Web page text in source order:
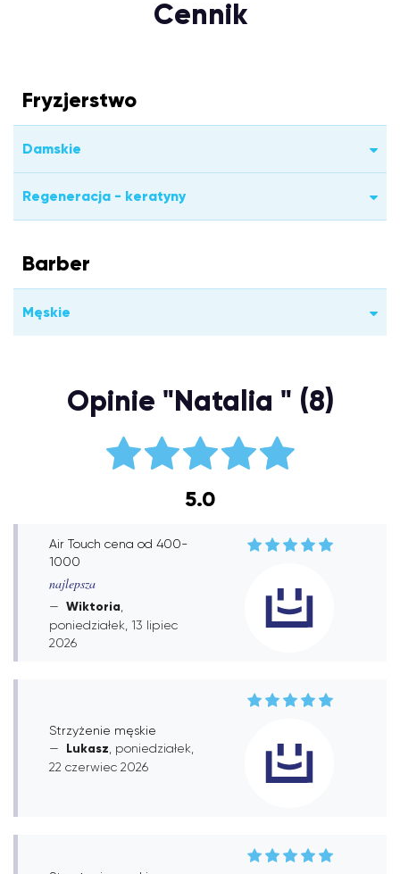
Cennik
Fryzjerstwo
Damskie
Regeneracja - keratyny
Barber
Męskie
Opinie "Natalia " (8)
5.0
Air Touch cena od 400-
1000
najlepsza
Wiktoria
poniedziałek, 13 lipiec
2026
Strzyżenie męskie
Lukasz , poniedziałek,
22 czerwiec 2026